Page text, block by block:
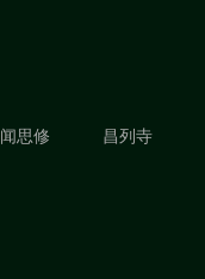
闻思修 昌列寺